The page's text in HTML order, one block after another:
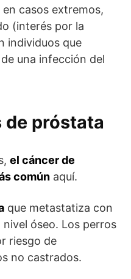
casos extremos,
(interés por la
individuos que
una infección del
de próstata
el cáncer de
común aquí.
que metastatiza con
óseo. Los perros
riesgo de
no castrados.